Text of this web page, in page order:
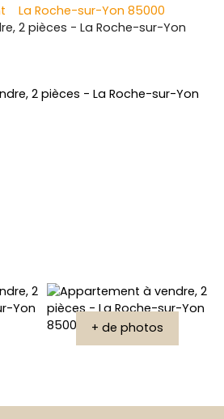
La Roche-sur-Yon 85000
2 pièces - La Roche-sur-Yon
+ de photos